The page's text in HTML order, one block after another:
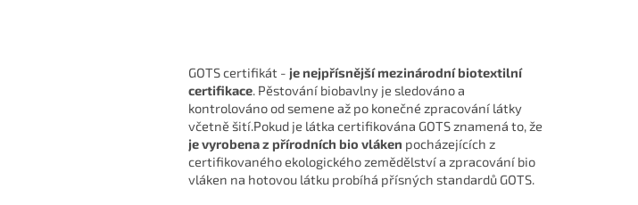
GOTS certifikát - je nejpřísnější mezinárodní biotextilní
certifikace. Pěstování biobavlny je sledováno a
kontrolováno od semene až po konečné zpracování látky
včetně šití.Pokud je látka certifikována GOTS znamená to, že
je vyrobena z přírodních bio vláken pocházejících z
certifikovaného ekologického zemědělství a zpracování bio
vláken na hotovou látku probíhá přísných standardů GOTS.